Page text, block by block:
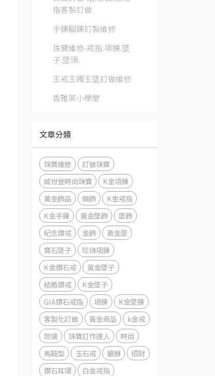
指客製訂做
手鍊腳鍊訂製維修
珠寶維修-戒指.項鍊.墜
子.墜頭.
玉戒玉鐲玉墜訂做維修
香雅萊小學堂
文章分類
珠寶維修
訂做珠寶
威世登時尚珠寶
K金項鍊
黃金飾品
鋼飾
K金戒指
K金手鍊
黃金墜飾
墜飾
紀念鑽戒
金飾
黃金墜
寶石墜子
珍珠項鍊
K金鑽石戒
黃金墜子
結婚鑽戒
K金墜子
GIA鑽石戒指
項鍊
K金墜鍊
客製化訂做
黃金商品
k金戒
琉璃
珠寶訂作達人
時尚
馬鞍型
玉石戒 貔貅
招財
鑽石耳環
白金戒指